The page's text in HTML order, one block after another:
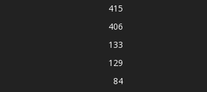
415
406
133
129
84